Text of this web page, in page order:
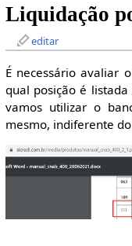
Liquidação
editar
É necessário avaliar
qual posição é
vamos utilizar o
mesmo, indiferente